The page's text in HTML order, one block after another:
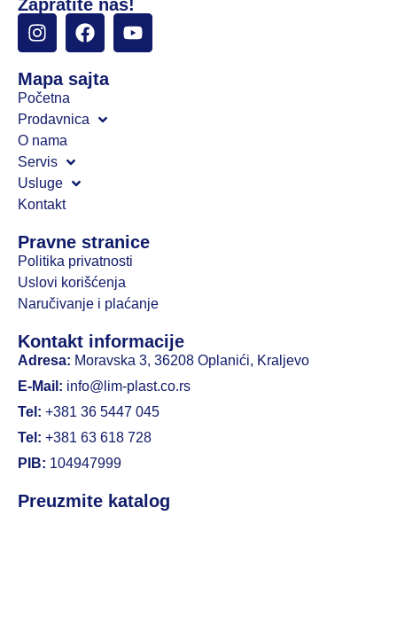
Zapratite nas!
Mapa sajta
Početna
Prodavnica
O nama
Servis
Usluge
Kontakt
Pravne stranice
Politika privatnosti
Uslovi korišćenja
Naručivanje i plaćanje
Kontakt informacije
Adresa: Moravska 3, 36208 Oplanići, Kraljevo
E-Mail: info@lim-plast.co.rs
Tel: +381 36 5447 045
Tel: +381 63 618 728
PIB: 104947999
Preuzmite katalog